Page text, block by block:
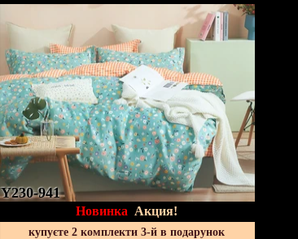
Y230-941
Новинка Акция!
купуєте 2 комплекти 3-й в подарунок